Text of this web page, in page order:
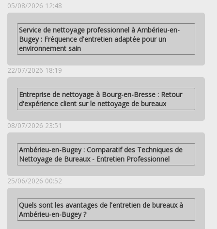
05/08/2026 12:48
Service de nettoyage professionnel à Ambérieu-en-
Bugey : Fréquence d'entretien adaptée pour un
environnement sain
22/07/2026 18:19
Entreprise de nettoyage à Bourg-en-Bresse : Retour
d'expérience client sur le nettoyage de bureaux
08/07/2026 23:51
Ambérieu-en-Bugey : Comparatif des Techniques de
Nettoyage de Bureaux - Entretien Professionnel
25/06/2026 00:52
Quels sont les avantages de l'entretien de bureaux à
Ambérieu-en-Bugey ?